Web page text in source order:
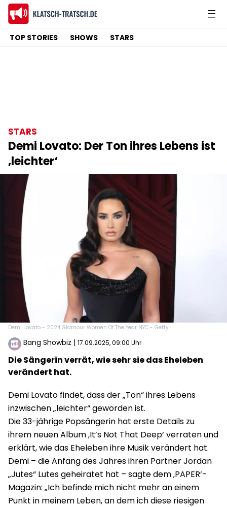
TOP STORIES SHOWS STARS
STARS
Demi Lovato: Der Ton ihres Lebens ist
‚leichter‘
Demi Lovato - 2024 Glamour Women Of The Year NYC - Getty
Bang Showbiz | 17.09.2025, 09:00 Uhr
Die Sängerin verrät, wie sehr sie das Eheleben
verändert hat.
Demi Lovato findet, dass der „Ton“ ihres Lebens
inzwischen „leichter“ geworden ist.
Die 33-jährige Popsängerin hat erste Details zu
ihrem neuen Album ‚It’s Not That Deep‘ verraten und
erklärt, wie das Eheleben ihre Musik verändert hat.
Demi – die Anfang des Jahres ihren Partner Jordan
„Jutes“ Lutes geheiratet hat – sagte dem ‚PAPER‘-
Magazin: „Ich befinde mich nicht mehr an einem
Punkt in meinem Leben, an dem ich diese riesigen